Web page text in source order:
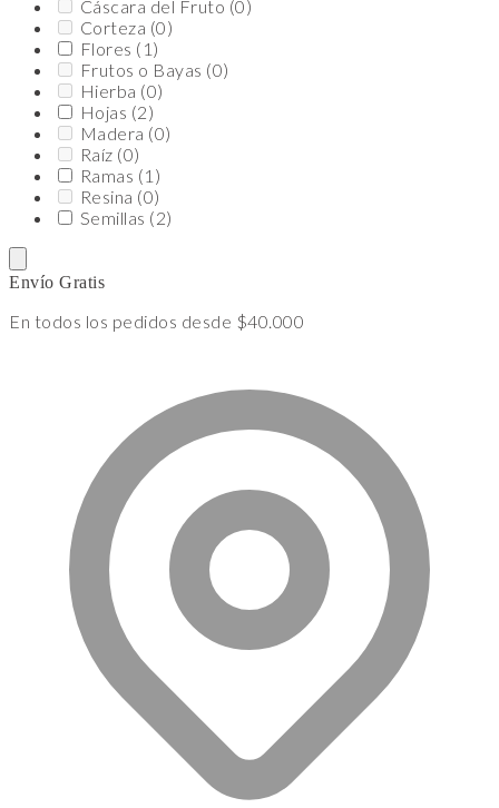
Cáscara del Fruto (0)
Corteza (0)
Flores (1)
Frutos o Bayas (0)
Hierba (0)
Hojas (2)
Madera (0)
Raíz (0)
Ramas (1)
Resina (0)
Semillas (2)
Envío Gratis
En todos los pedidos desde $40.000